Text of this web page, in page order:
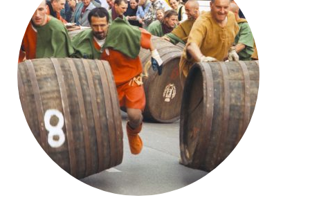
cosa CUCINARE
dove ANDARE
Punti di vista e approfondimenti
Contatti